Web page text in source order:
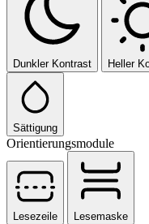
Dunkler Kontrast Heller
Sättigung
Orientierungsmodule
Lesezeile
Lesemaske